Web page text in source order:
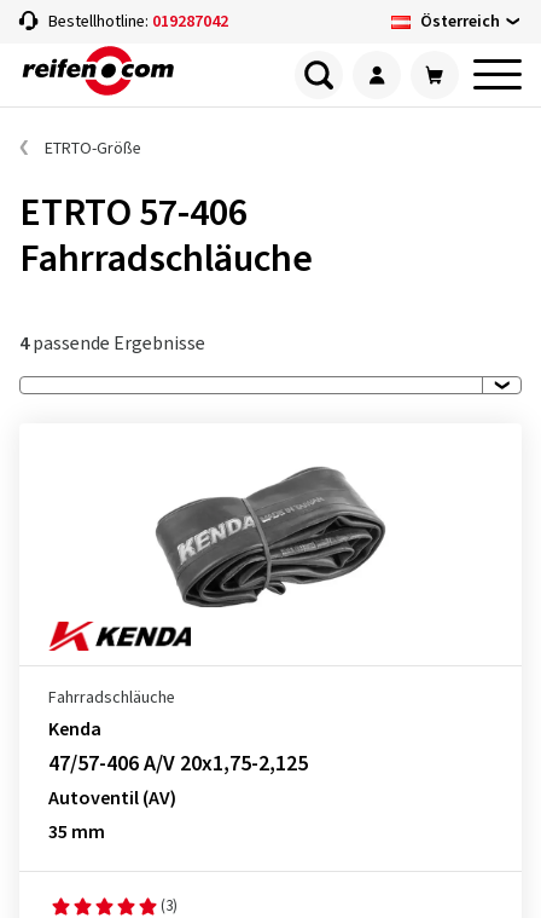
Bestellhotline: 019287042 Österreich
ETRTO-Größe
ETRTO 57-406
Fahrradschläuche
4passende Ergebnisse
Fahrradschläuche
Kenda
47/57-406 A/V 20x1,75-2,125
Autoventil (AV)
35 mm
(3)